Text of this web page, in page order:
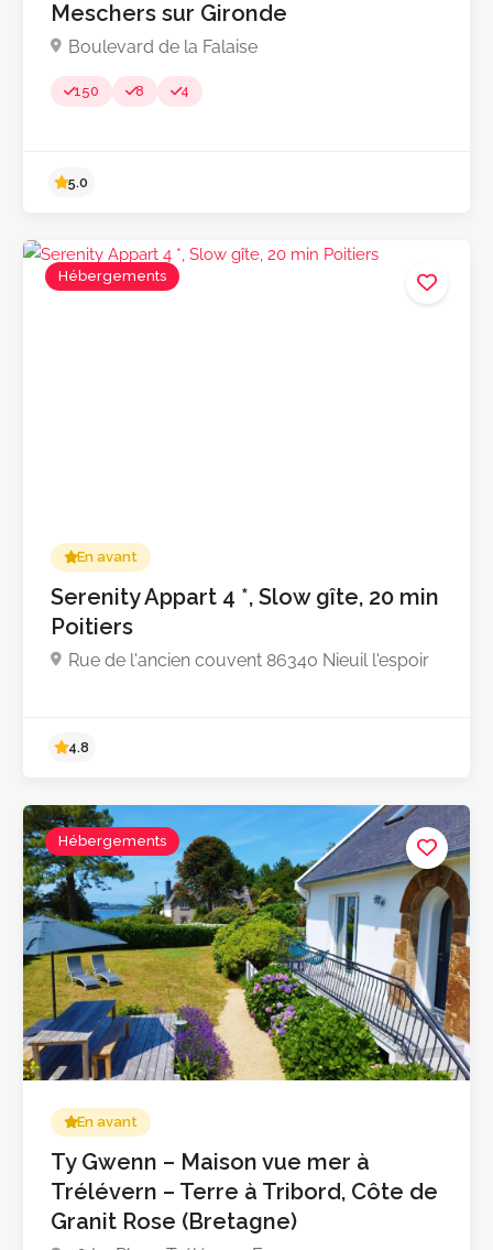
Meschers sur Gironde
Boulevard de la Falaise
150 8 4
5.0
Hébergements
En avant
Serenity Appart 4 *, Slow gîte, 20 min
Poitiers
Rue de l'ancien couvent 86340 Nieuil l'espoir
Hébergements
En avant
Ty Gwenn – Maison vue mer à
Trélévern – Terre à Tribord, Côte de
Granit Rose (Bretagne)